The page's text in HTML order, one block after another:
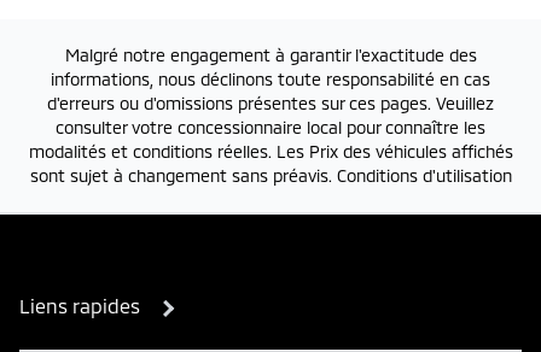
Malgré notre engagement à garantir l'exactitude des
informations, nous déclinons toute responsabilité en cas
d'erreurs ou d'omissions présentes sur ces pages. Veuillez
consulter votre concessionnaire local pour connaître les
modalités et conditions réelles. Les Prix des véhicules affichés
sont sujet à changement sans préavis. Conditions d'utilisation
Liens rapides